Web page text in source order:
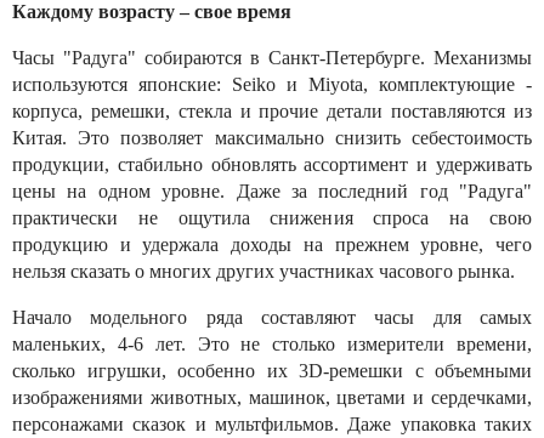
Каждому возрасту – свое время
Часы "Радуга" собираются в Санкт-Петербурге. Механизмы
используются японские: Seiko и Miyota, комплектующие -
корпуса, ремешки, стекла и прочие детали поставляются из
Китая. Это позволяет максимально снизить себестоимость
продукции, стабильно обновлять ассортимент и удерживать
цены на одном уровне. Даже за последний год "Радуга"
практически не ощутила снижения спроса на свою
продукцию и удержала доходы на прежнем уровне, чего
нельзя сказать о многих других участниках часового рынка.
Начало модельного ряда составляют часы для самых
маленьких, 4-6 лет. Это не столько измерители времени,
сколько игрушки, особенно их 3D-ремешки с объемными
изображениями животных, машинок, цветами и сердечками,
персонажами сказок и мультфильмов. Даже упаковка таких